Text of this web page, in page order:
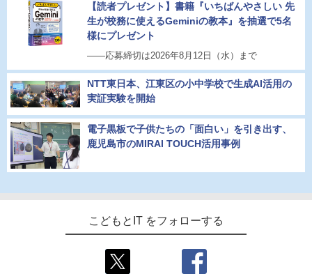
【読者プレゼント】書籍『いちばんやさしい 先
生が校務に使えるGeminiの教本』を抽選で5名
様にプレゼント
――応募締切は2026年8月12日（水）まで
NTT東日本、江東区の小中学校で生成AI活用の
実証実験を開始
電子黒板で子供たちの「面白い」を引き出す、
鹿児島市のMIRAI TOUCH活用事例
こどもとIT をフォローする